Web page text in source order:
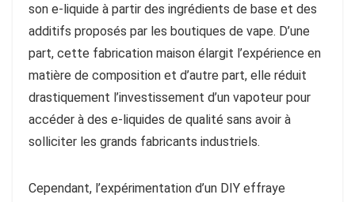
son e-liquide à partir des ingrédients de base et des
additifs proposés par les boutiques de vape. D’une
part, cette fabrication maison élargit l’expérience en
matière de composition et d’autre part, elle réduit
drastiquement l’investissement d’un vapoteur pour
accéder à des e-liquides de qualité sans avoir à
solliciter les grands fabricants industriels.
Cependant, l’expérimentation d’un DIY effraye